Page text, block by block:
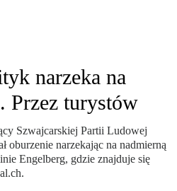
narzeka na
Przez turystów
Szwajcarskiej Partii Ludowej
oburzenie narzekając na nadmierną
Engelberg, gdzie znajduje się